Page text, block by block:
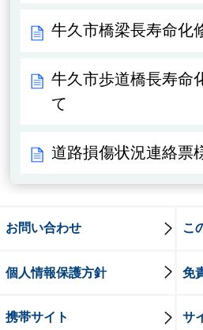
牛久市橋梁長寿命化
牛久市歩道橋長寿命
て
道路損傷状況連絡票
お問い合わせ こ
個人情報保護方針 免
携帯サイト サ